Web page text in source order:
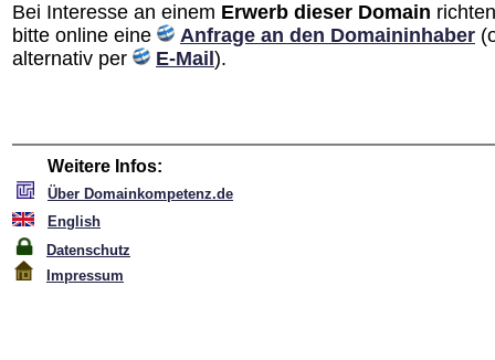
Bei Interesse an einem Erwerb dieser Domain
bitte online eine
Anfrage an den Domain­inhaber
alternativ per
E-Mail ).
Weitere Infos:
Über Domainkompetenz.de
English
Datenschutz
Impressum